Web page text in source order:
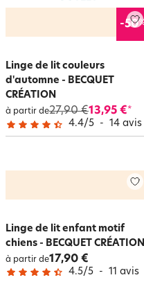
-50
Linge de lit couleurs
d'automne - BECQUET
CRÉATION
à partir de27,90 €13,95 €*
4.4/5 - 14 avis
Linge de lit enfant motif
chiens - BECQUET CRÉATION
à partir de17,90 €
4.5/5 - 11 avis